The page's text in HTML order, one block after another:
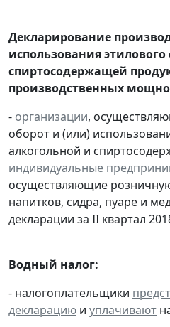
Декларирование
использования
спиртосодержащей
производственных
- организации,
оборот и (или)
алкогольной и
индивидуальные
осуществляющие
напитков, сидра, пуаре и
декларации за II квартал
Водный налог:
- налогоплательщики
декларацию и уплачивают